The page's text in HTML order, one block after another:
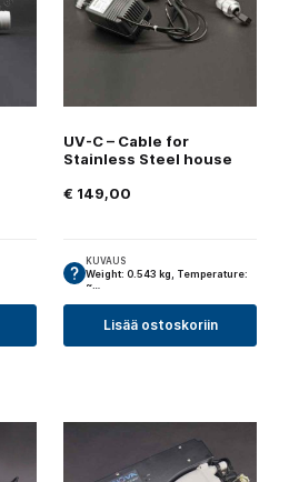
UV-C – Cable for
Stainless Steel house
€ 149,00
KUVAUS
Weight: 0.543 kg, Temperature:
~…
Lisää ostoskoriin